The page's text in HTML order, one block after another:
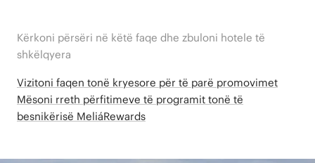
Kërkoni përsëri në këtë faqe dhe zbuloni hotele të
shkëlqyera
Vizitoni faqen tonë kryesore për të parë promovimet
Mësoni rreth përfitimeve të programit tonë të
besnikërisë MeliáRewards